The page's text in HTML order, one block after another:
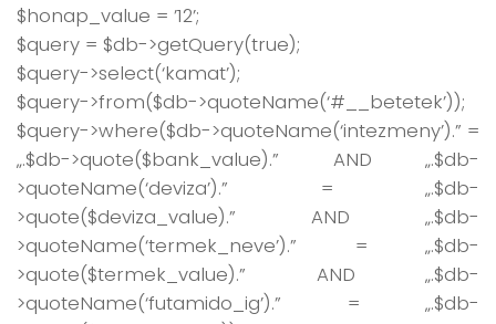
$honap_value = ’12’;
$query = $db->getQuery(true);
$query->select(‘kamat’);
$query->from($db->quoteName(‘#__betetek’));
$query->where($db->quoteName(‘intezmeny’).” =
„.$db->quote($bank_value).” AND „.$db-
>quoteName(‘deviza’).” = „.$db-
>quote($deviza_value).” AND „.$db-
>quoteName(‘termek_neve’).” = „.$db-
>quote($termek_value).” AND „.$db-
>quoteName(‘futamido_ig’).” = „.$db-